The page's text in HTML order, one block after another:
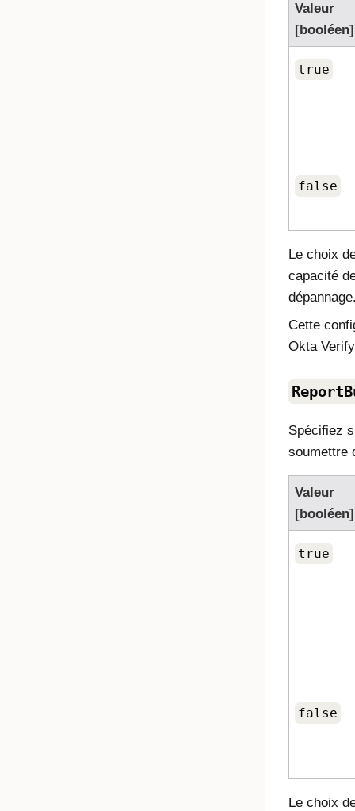
Valeur
[booléen]
true
false
Le choix
capacité
Cette
Okta Verify
Spécifiez
soumettre
Valeur
[booléen]
true
false
Le choix